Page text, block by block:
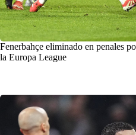
Fenerbahçe eliminado en penales
la Europa League